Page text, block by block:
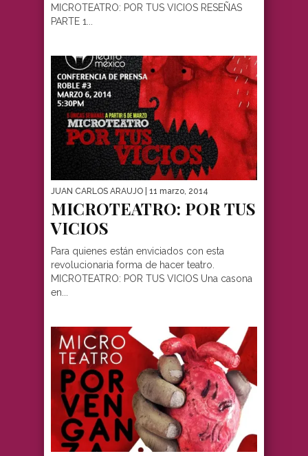
MICROTEATRO: POR TUS VICIOS RESEÑAS
PARTE 1...
JUAN CARLOS ARAUJO | 11 marzo, 2014
MICROTEATRO: POR TUS
VICIOS
Para quienes están enviciados con esta
revolucionaria forma de hacer teatro.
MICROTEATRO: POR TUS VICIOS Una casona
en...